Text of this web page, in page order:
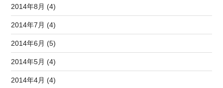
2014年8月 (4)
2014年7月 (4)
2014年6月 (5)
2014年5月 (4)
2014年4月 (4)